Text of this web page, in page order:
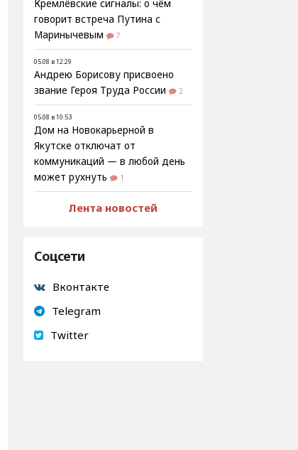
Кремлёвские сигналы: о чём
говорит встреча Путина с
Маринычевым
7
05.08 в 12:29
Андрею Борисову присвоено
звание Героя Труда России
2
05.08 в 10:53
Дом на Новокарьерной в
Якутске отключат от
коммуникаций — в любой день
может рухнуть
1
Лента новостей
Соцсети
Вконтакте
Telegram
Twitter